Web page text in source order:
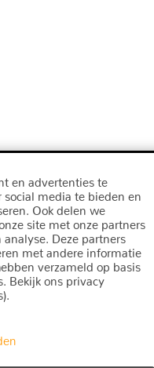
en advertenties te
social media te bieden en
Ook delen we
site met onze partners
Deze partners
met andere informatie
verzameld op basis
Bekijk ons privacy